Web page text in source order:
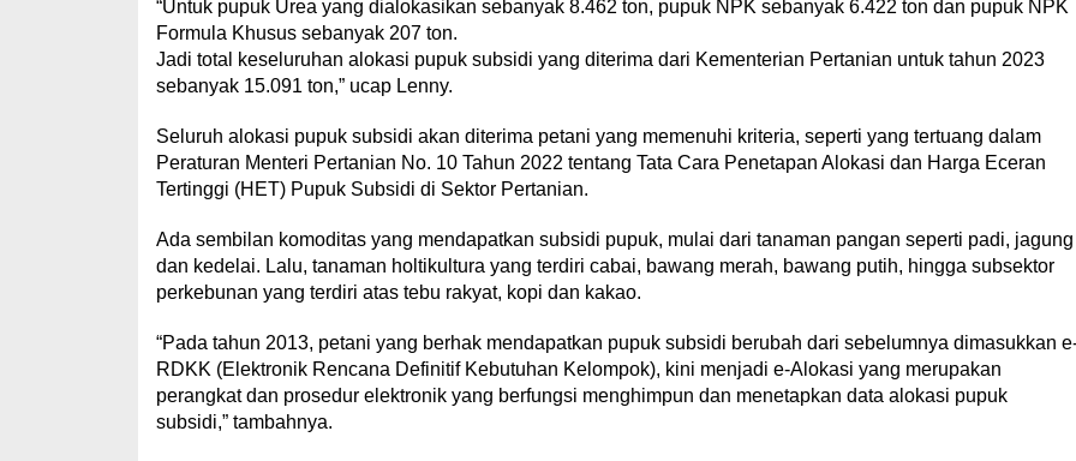
“Untuk pupuk Urea yang dialokasikan sebanyak 8.462 ton, pupuk NPK sebanyak 6.422 ton dan pupuk NPK
Formula Khusus sebanyak 207 ton.
Jadi total keseluruhan alokasi pupuk subsidi yang diterima dari Kementerian Pertanian untuk tahun 2023
sebanyak 15.091 ton,” ucap Lenny.
Seluruh alokasi pupuk subsidi akan diterima petani yang memenuhi kriteria, seperti yang tertuang dalam
Peraturan Menteri Pertanian No. 10 Tahun 2022 tentang Tata Cara Penetapan Alokasi dan Harga Eceran
Tertinggi (HET) Pupuk Subsidi di Sektor Pertanian.
Ada sembilan komoditas yang mendapatkan subsidi pupuk, mulai dari tanaman pangan seperti padi, jagung
dan kedelai. Lalu, tanaman holtikultura yang terdiri cabai, bawang merah, bawang putih, hingga subsektor
perkebunan yang terdiri atas tebu rakyat, kopi dan kakao.
“Pada tahun 2013, petani yang berhak mendapatkan pupuk subsidi berubah dari sebelumnya dimasukkan
RDKK (Elektronik Rencana Definitif Kebutuhan Kelompok), kini menjadi e-Alokasi yang merupakan
perangkat dan prosedur elektronik yang berfungsi menghimpun dan menetapkan data alokasi pupuk
subsidi,” tambahnya.